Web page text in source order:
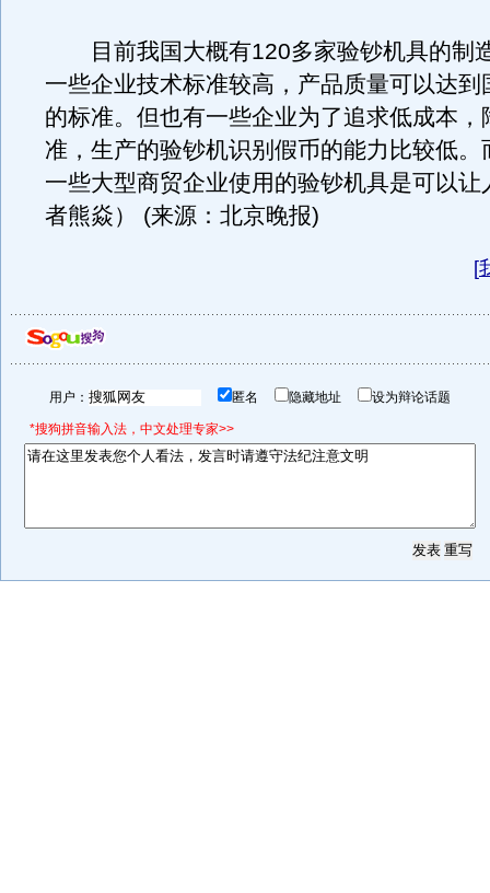
目前我国大概有120多家验钞机具的制
一些企业技术标准较高，产品质量可以达到
的标准。但也有一些企业为了追求低成本，
准，生产的验钞机识别假币的能力比较低。
一些大型商贸企业使用的验钞机具是可以让
者熊焱） (来源：北京晚报)
[
用户： 匿名 隐藏地址 设为辩论话题
*搜狗拼音输入法，中文处理专家>>